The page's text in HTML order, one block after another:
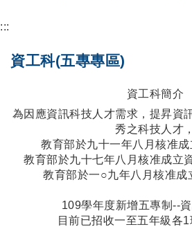
:::
資工科(五專專區)
資工科簡介
為因應資訊科技人才需求，提昇資
秀之科技人才，
教育部於九十一年八月核准成
教育部於九十七年八月核准成立
教育部於一○九年八月核准成
109學年度新增五專制--資
目前已招收一至五年級各1